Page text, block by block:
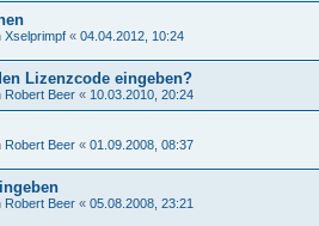
Xselprimpf « 04.04.2012, 10:24
Lizenzcode eingeben?
Robert Beer « 10.03.2010, 20:24
Robert Beer « 01.09.2008, 08:37
Robert Beer « 05.08.2008, 23:21